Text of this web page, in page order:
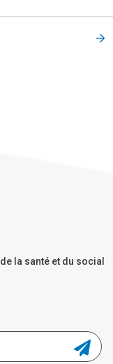
la santé et du social